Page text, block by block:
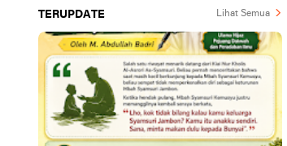
TERUPDATE Lihat Semua